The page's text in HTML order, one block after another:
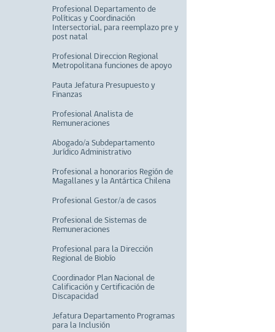
Profesional Departamento de
Políticas y Coordinación
Intersectorial, para reemplazo pre y
post natal
Profesional Direccion Regional
Metropolitana funciones de apoyo
Pauta Jefatura Presupuesto y
Finanzas
Profesional Analista de
Remuneraciones
Abogado/a Subdepartamento
Jurídico Administrativo
Profesional a honorarios Región de
Magallanes y la Antártica Chilena
Profesional Gestor/a de casos
Profesional de Sistemas de
Remuneraciones
Profesional para la Dirección
Regional de Biobío
Coordinador Plan Nacional de
Calificación y Certificación de
Discapacidad
Jefatura Departamento Programas
para la Inclusión